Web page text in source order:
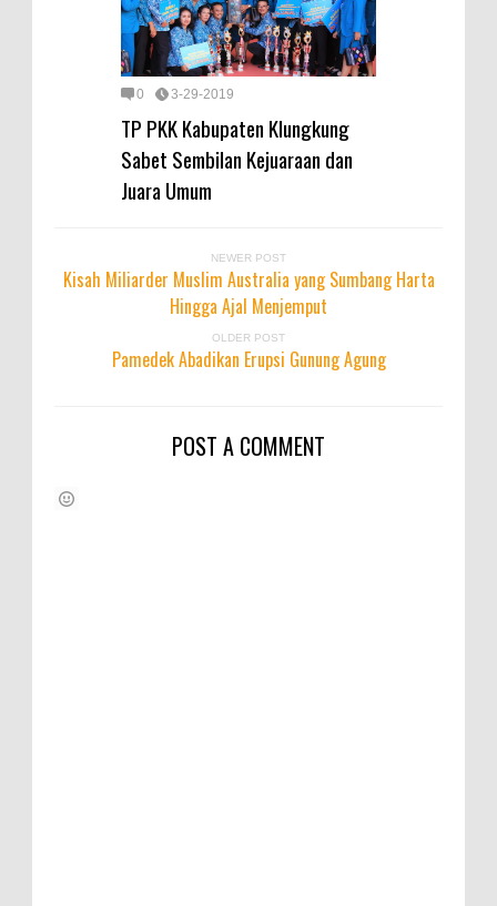
0 3-29-2019
TP PKK Kabupaten Klungkung
Sabet Sembilan Kejuaraan dan
Juara Umum
NEWER POST
Kisah Miliarder Muslim Australia yang Sumbang Harta
Hingga Ajal Menjemput
OLDER POST
Pamedek Abadikan Erupsi Gunung Agung
POST A COMMENT